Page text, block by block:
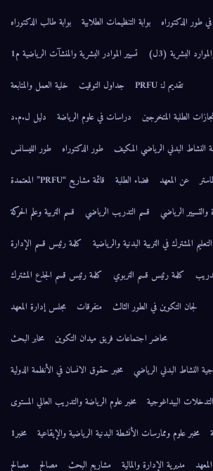
في طور الدكتوراه
بوابة التنظيمات الطلابية
بوابة طالب الدكتوراه
البشرية (3ل)
تسيير الموادر البشرية والمنشآت الرياضية م1
تقديم لـ: PRFU
جداول التوقيت
خلية العمل والمتابعة
الطلبة المتخرجين
دراسات في علوم الرياضة
دليل ل.م.د
النشاط البدني الرياضي المكيف طور الدكتوراه
طور الليسانس
عن المعهد فضاء الطلبة
قائمة مشاريع “PRFU” المعتمدة
الرياضي
قسم التدريب الرياضي
قسم التربية وعلم الحركة
المشترك في التربية البدنية والرياضية
كلمة رئيس قسم الإدارة
كلمة رئيس قسم التربوي
كلمة رئيس قسم الجذع المشترك
لجان التكوين في الطور الثالث
متفرقات
مجلس إدارة المعهد
محاضر اجتماعات فريق ميدان التكوين
مخابر البحث
النشاط البدني الرياضي
مخبر حقوق الانسان في الأنظمة الدولية
البيداغوجية
مخبر علوم الرياضة والتدريب العالي المستوى
مخبر علوم وممارسات الأنشطة البدنية الرياضية والإيقاعية
مخبر1
مديرية الإدارة والمالية مشاريع البحث مصالح
مصالح